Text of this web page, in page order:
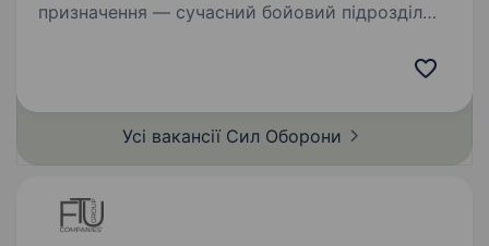
призначення — сучасний бойовий підрозділ
на застосуванні широкої лінійки безпілотних
Дислокація — місто…
Усі вакансії Сил Оборони